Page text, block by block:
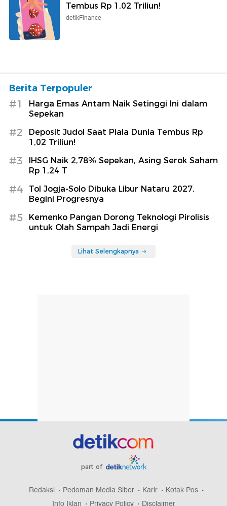
Tembus Rp 1,02 Triliun!
detikFinance
Berita Terpopuler
#1
Harga Emas Antam Naik Setinggi Ini dalam
Sepekan
#2
Deposit Judol Saat Piala Dunia Tembus Rp
1,02 Triliun!
#3
IHSG Naik 2,78% Sepekan, Asing Serok Saham
Rp 1,24 T
#4
Tol Jogja-Solo Dibuka Libur Nataru 2027,
Begini Progresnya
#5
Kemenko Pangan Dorong Teknologi Pirolisis
untuk Olah Sampah Jadi Energi
Lihat Selengkapnya
part of
Redaksi Pedoman Media Siber Karir
Kotak Pos
Info Iklan
Privacy Policy Disclaimer